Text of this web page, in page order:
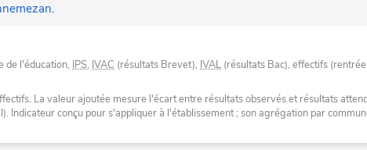
.
de l'éducation, IPS, IVAC (résultats Brevet), IVAL (résultats Bac), effectifs
La valeur ajoutée mesure l'écart entre résultats observés et résultats
Indicateur conçu pour s'appliquer à l'établissement ; son agrégation par